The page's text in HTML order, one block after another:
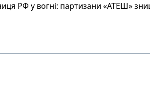
РФ у вогні: партизани «АТЕШ»